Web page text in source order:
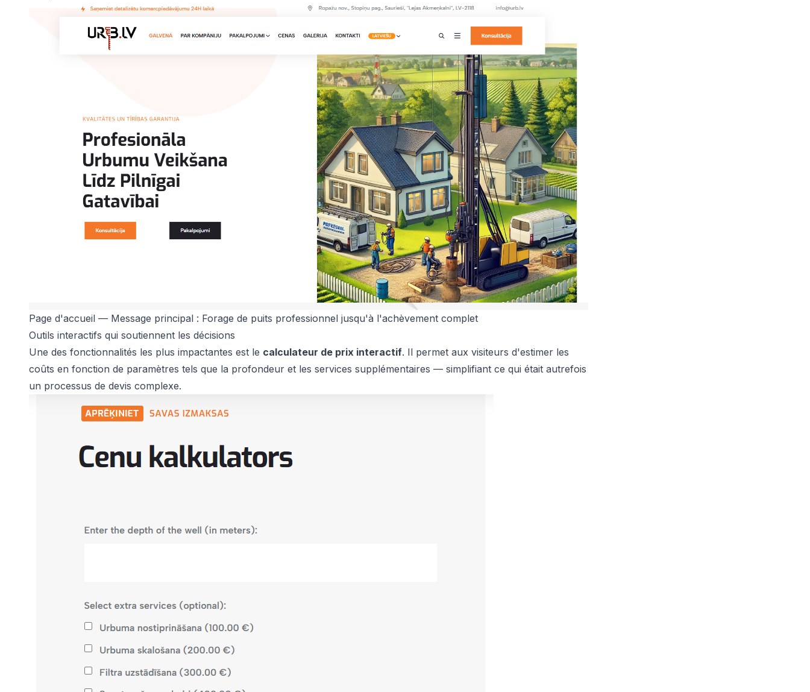
Page d'accueil — Message principal : Forage de puits professionnel jusqu'à l'achèvement complet
Outils interactifs qui soutiennent les décisions
Une des fonctionnalités les plus impactantes est le calculateur de prix interactif. Il permet aux visiteurs d'estimer les
coûts en fonction de paramètres tels que la profondeur et les services supplémentaires — simplifiant ce qui était autrefois
un processus de devis complexe.